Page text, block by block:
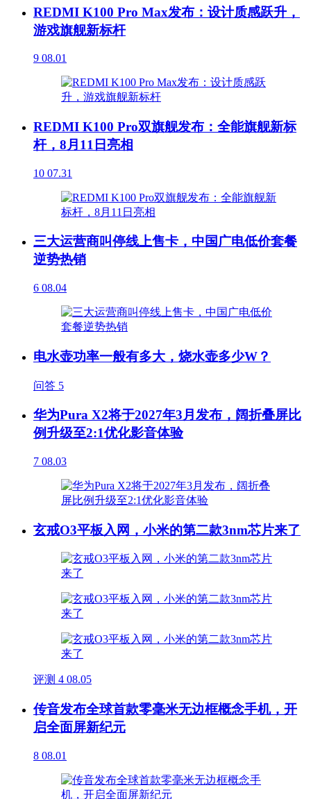
REDMI K100 Pro Max发布：设计质感跃升，
游戏旗舰新标杆
9 08.01
REDMI K100 Pro双旗舰发布：全能旗舰新标
杆，8月11日亮相
10 07.31
三大运营商叫停线上售卡，中国广电低价套餐
逆势热销
6 08.04
电水壶功率一般有多大，烧水壶多少W？
问答 5
华为Pura X2将于2027年3月发布，阔折叠屏比
例升级至2:1优化影音体验
7 08.03
玄戒O3平板入网，小米的第二款3nm芯片来了
评测 4 08.05
传音发布全球首款零毫米无边框概念手机，开
启全面屏新纪元
8 08.01